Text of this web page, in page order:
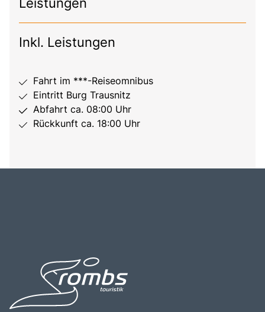
Inkl. Leistungen
Fahrt im ***-Reiseomnibus
Eintritt Burg Trausnitz
Abfahrt ca. 08:00 Uhr
Rückkunft ca. 18:00 Uhr